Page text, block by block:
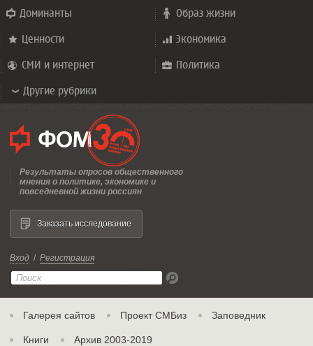
Доминанты Образ жизни
Ценности Экономика
СМИ и интернет Политика
Другие рубрики
Результаты опросов общественного
мнения о политике, экономике и
повседневной жизни россиян
Вход / Регистрация
Галерея сайтов Проект СМБиз Заповедник
Книги Архив 2003-2019
Заказать исследование